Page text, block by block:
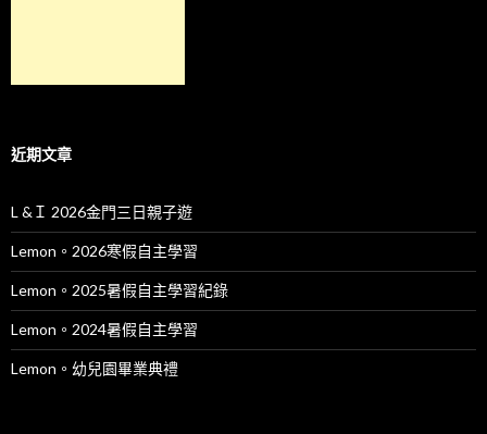
近期文章
L &Ｉ 2026金門三日親子遊
Lemon。2026寒假自主學習
Lemon。2025暑假自主學習紀錄
Lemon。2024暑假自主學習
Lemon。幼兒園畢業典禮